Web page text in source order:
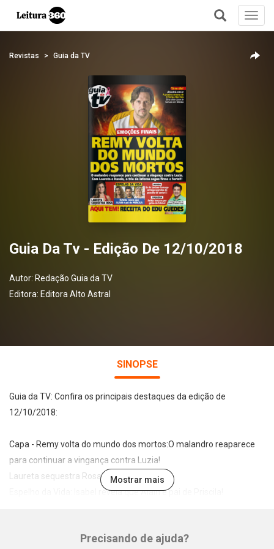
+
Revistas Guia da TV
Guia Da Tv - Edição De 12/10/2018
Autor: Redação Guia da TV
Editora: Editora Alto Astral
SINOPSE
Guia da TV: Confira os principais destaques da edição de
12/10/2018:
Capa - Remy volta do mundo dos mortos:O malandro reaparece
para continuar a vingança contra Luzia!
Laureta sequestra Rosa!
Espelho da Vida: Isabel revela que Alain é pai de Priscila!
Paquera: Anitta troca ex por gatão do futebol!
Mostrar mais
Precisando de ajuda?
Facebook Twitter